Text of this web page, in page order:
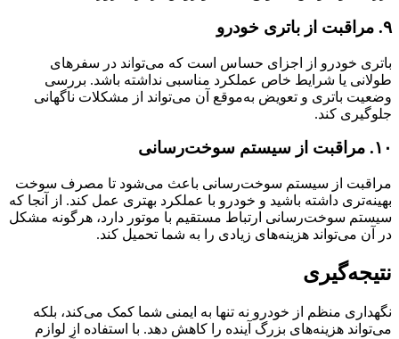
۹. مراقبت از باتری خودرو
باتری خودرو از اجزای حساس است که می‌تواند در سفرهای
طولانی یا شرایط خاص عملکرد مناسبی نداشته باشد. بررسی
وضعیت باتری و تعویض به‌موقع آن می‌تواند از مشکلات ناگهانی
جلوگیری کند.
۱۰. مراقبت از سیستم سوخت‌رسانی
مراقبت از سیستم سوخت‌رسانی باعث می‌شود تا مصرف سوخت
بهینه‌تری داشته باشید و خودرو با عملکرد بهتری عمل کند. از آنجا که
سیستم سوخت‌رسانی ارتباط مستقیم با موتور دارد، هرگونه مشکل
در آن می‌تواند هزینه‌های زیادی را به شما تحمیل کند.
نتیجه‌گیری
نگهداری منظم از خودرو نه تنها به ایمنی شما کمک می‌کند، بلکه
می‌تواند هزینه‌های بزرگ آینده را کاهش دهد. با استفاده از لوازم